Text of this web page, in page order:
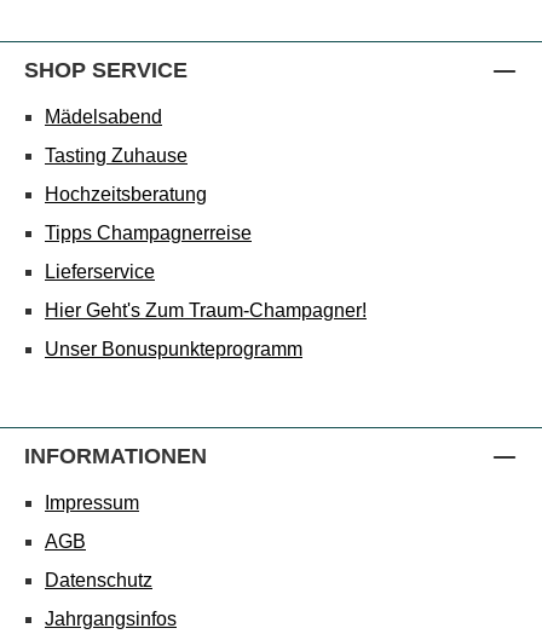
SHOP SERVICE
Mädelsabend
Tasting Zuhause
Hochzeitsberatung
Tipps Champagnerreise
Lieferservice
Hier Geht's Zum Traum-Champagner!
Unser Bonuspunkteprogramm
INFORMATIONEN
Impressum
AGB
Datenschutz
Jahrgangsinfos